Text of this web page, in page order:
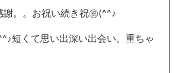
謝。。お祝い続き祝㊗(^^♪
短くて思い出深い出会い。重ちゃ